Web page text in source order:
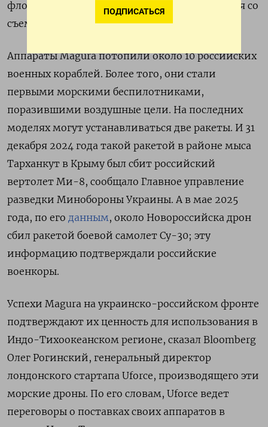
ПОДПИСАТЬСЯ
флота РФ,
Bloomberg, ознакомившийся со
съемками операции.
Аппараты Magura потопили около 10 российских
военных кораблей. Более того, они стали
первыми морскими беспилотниками,
поразившими воздушные цели. На последних
моделях могут устанавливаться две ракеты. И 31
декабря 2024 года такой ракетой в районе мыса
Тарханкут в Крыму был сбит российский
вертолет Ми-8, сообщало Главное управление
разведки Минобороны Украины. А в мае 2025
года, по его данным, около Новороссийска дрон
сбил ракетой боевой самолет Су-30; эту
информацию подтверждали российские
военкоры.
Успехи Magura на украинско-российском фронте
подтверждают их ценность для использования в
Индо-Тихоокеанском регионе, сказал Bloomberg
Олег Рогинский, генеральный директор
лондонского стартапа Uforce, производящего эти
морские дроны. По его словам, Uforce ведет
переговоры о поставках своих аппаратов в